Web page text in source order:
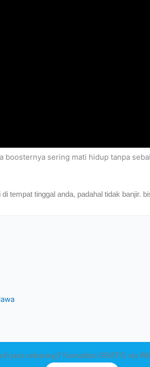
boosternya sering mati hidup tanpa
tempat tinggal anda, padahal tidak banjir.
jasa sekarang? Konsultasi GRATIS via